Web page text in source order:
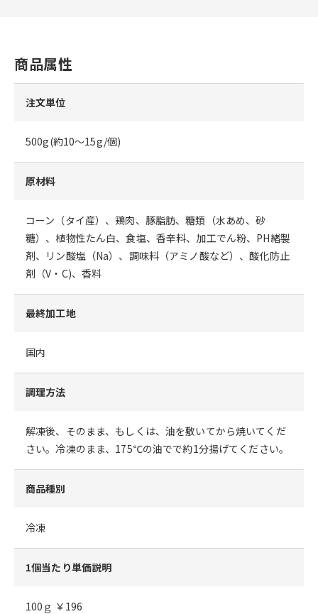
商品属性
注文単位
500g(約10～15g/個)
原材料
コーン（タイ産）、鶏肉、豚脂肪、糖類（水あめ、砂
糖）、植物性たん白、食塩、香辛料、加工でん粉、PH緒製
剤、リン酸塩（Na）、調味料（アミノ酸など）、酸化防止
剤（V・C)、香料
最終加工地
国内
調理方法
解凍後、そのまま、もしくは、油を敷いてから焼いてくだ
さい。冷凍のまま、175℃の油でで約1分揚げてください。
商品種別
冷凍
1個当たり単価説明
100ｇ ￥196